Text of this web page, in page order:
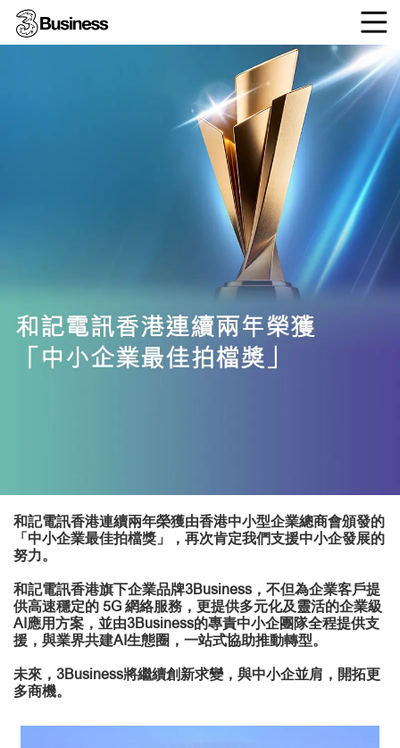
和記電訊香港連續兩年榮獲由香港中小型企業總商會頒發的
「中小企業最佳拍檔獎」，再次肯定我們支援中小企發展的
努力。
和記電訊香港旗下企業品牌3Business，不但為企業客戶提
供高速穩定的 5G 網絡服務，更提供多元化及靈活的企業級
AI應用方案，並由3Business的專責中小企團隊全程提供支
援，與業界共建AI生態圈，一站式協助推動轉型。
未來，3Business將繼續創新求變，與中小企並肩，開拓更
多商機。